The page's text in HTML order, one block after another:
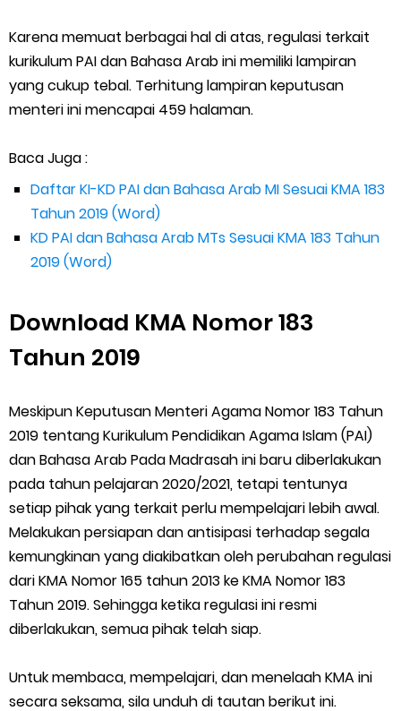
Karena memuat berbagai hal di atas, regulasi terkait
kurikulum PAI dan Bahasa Arab ini memiliki lampiran
yang cukup tebal. Terhitung lampiran keputusan
menteri ini mencapai 459 halaman.
Baca Juga :
Daftar KI-KD PAI dan Bahasa Arab MI Sesuai KMA 183
Tahun 2019 (Word)
KD PAI dan Bahasa Arab MTs Sesuai KMA 183 Tahun
2019 (Word)
Download KMA Nomor 183
Tahun 2019
Meskipun Keputusan Menteri Agama Nomor 183 Tahun
2019 tentang Kurikulum Pendidikan Agama Islam (PAI)
dan Bahasa Arab Pada Madrasah ini baru diberlakukan
pada tahun pelajaran 2020/2021, tetapi tentunya
setiap pihak yang terkait perlu mempelajari lebih awal.
Melakukan persiapan dan antisipasi terhadap segala
kemungkinan yang diakibatkan oleh perubahan regulasi
dari KMA Nomor 165 tahun 2013 ke KMA Nomor 183
Tahun 2019. Sehingga ketika regulasi ini resmi
diberlakukan, semua pihak telah siap.
Untuk membaca, mempelajari, dan menelaah KMA ini
secara seksama, sila unduh di tautan berikut ini.